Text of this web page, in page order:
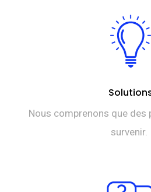
Nous comprenons que des
survenir.